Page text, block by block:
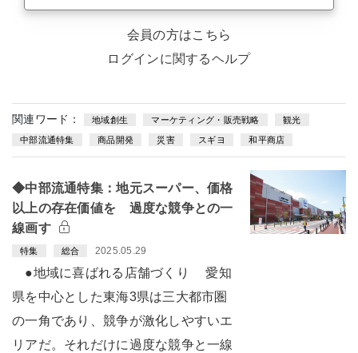
会員の方はこちら
ログインに関するヘルプ
関連ワード： 地域創生 マーケティング・販売戦略 観光
中部流通特集 商品開発 災害 スギヨ 和平商店
◆中部流通特集：地元スーパー、価格
以上の存在価値を 過度な競争との一
線画す
特集 総合 2025.05.29
●地域に喜ばれる店舗づくり 愛知
県を中心とした東海3県は三大都市圏
の一角であり、競争が激化しやすいエ
リアだ。それだけに過度な競争と一線